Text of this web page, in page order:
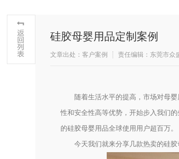
硅胶母婴用品定制案例
文章出处：客户案例 责任编辑：东莞市众
随着生活水平的提高，市场对母
性和安全性高等优势，开始步入我们
的硅胶母婴用品全球使用用户超百万。
今天我们就来分享几款热卖的硅胶